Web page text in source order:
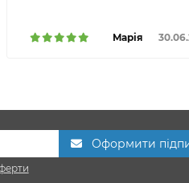
Марія
Оформити